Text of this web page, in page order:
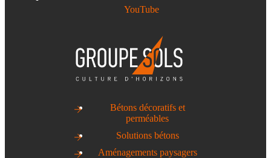
YouTube
Bétons décoratifs et
perméables
Solutions bétons
Aménagements paysagers